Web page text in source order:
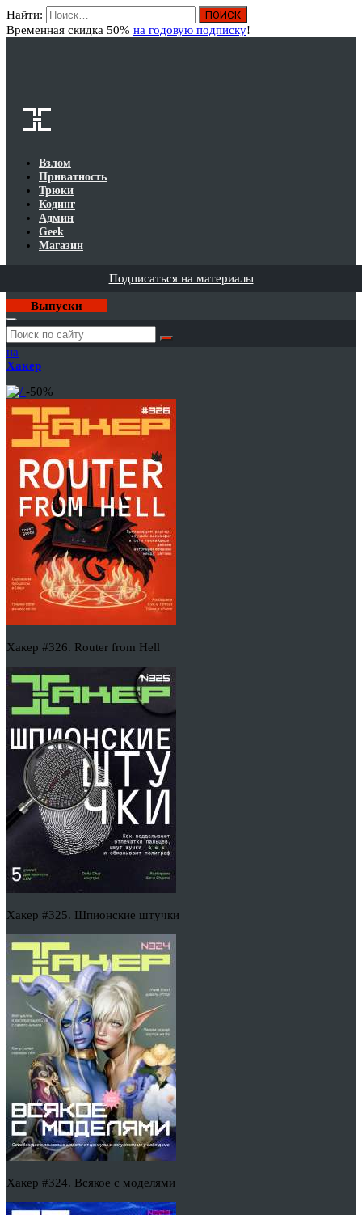
Найти:
Временная скидка 50% на годовую подписку!
Взлом
Приватность
Трюки
Кодинг
Админ
Geek
Магазин
Подписаться на материалы
Выпуски
Годовая
подписка
на
Хакер
-50%
Хакер #326. Router from Hell
Хакер #325. Шпионские штучки
Хакер #324. Всякое с моделями